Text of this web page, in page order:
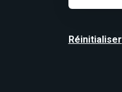
Réinitialiser